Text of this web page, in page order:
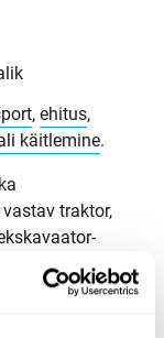
, ehitus,
käitlemine.
traktor,
margi, mudeli,
tüübi